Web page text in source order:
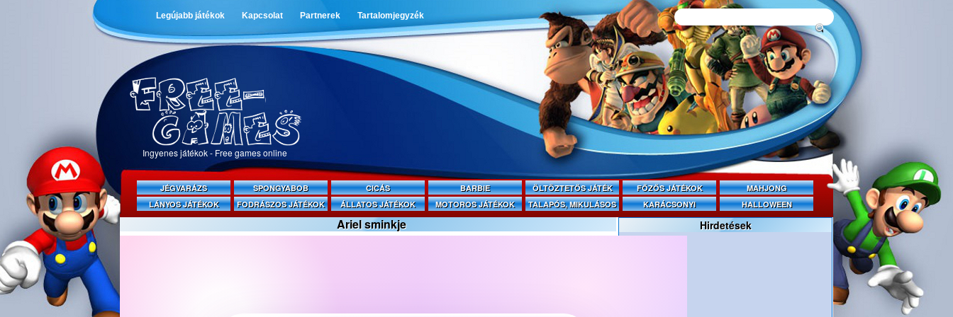
Legújabb játékok Kapcsolat Partnerek Tartalomjegyzék
Ingyenes játékok - Free games online
JÉGVARÁZS SPONGYABOB CICÁS BARBIE ÖLTÖZTETŐS JÁTÉK FŐZŐS JÁTÉKOK
MAHJONG
LÁNYOS JÁTÉKOK
FODRÁSZOS JÁTÉKOK ÁLLATOS JÁTÉKOK MOTOROS JÁTÉKOK TALAPÓS, MIKULÁSOS KARÁCSONYI HALLOWEEN
Ariel sminkje Hirdetések